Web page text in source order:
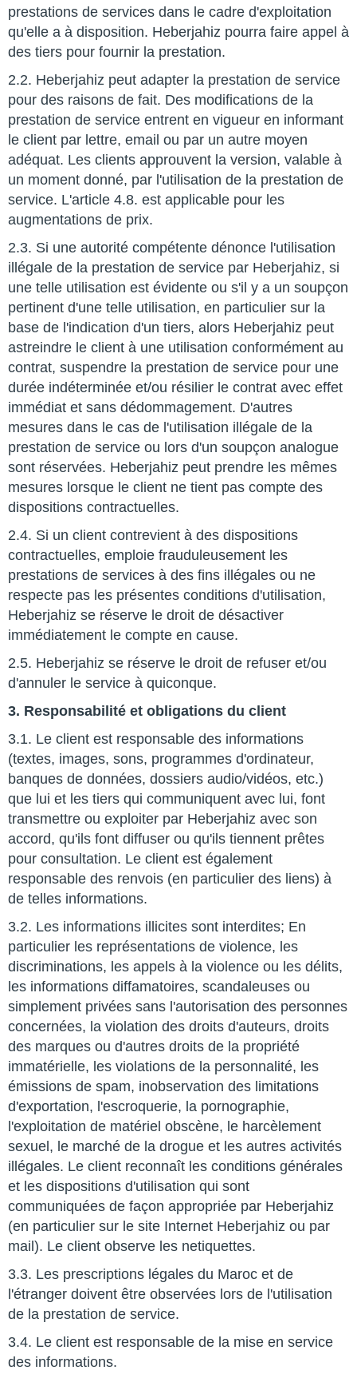
prestations de services dans le cadre d'exploitation
qu'elle a à disposition. Heberjahiz pourra faire appel à
des tiers pour fournir la prestation.
2.2. Heberjahiz peut adapter la prestation de service
pour des raisons de fait. Des modifications de la
prestation de service entrent en vigueur en informant
le client par lettre, email ou par un autre moyen
adéquat. Les clients approuvent la version, valable à
un moment donné, par l'utilisation de la prestation de
service. L'article 4.8. est applicable pour les
augmentations de prix.
2.3. Si une autorité compétente dénonce l'utilisation
illégale de la prestation de service par Heberjahiz, si
une telle utilisation est évidente ou s'il y a un soupçon
pertinent d'une telle utilisation, en particulier sur la
base de l'indication d'un tiers, alors Heberjahiz peut
astreindre le client à une utilisation conformément au
contrat, suspendre la prestation de service pour une
durée indéterminée et/ou résilier le contrat avec effet
immédiat et sans dédommagement. D'autres
mesures dans le cas de l'utilisation illégale de la
prestation de service ou lors d'un soupçon analogue
sont réservées. Heberjahiz peut prendre les mêmes
mesures lorsque le client ne tient pas compte des
dispositions contractuelles.
2.4. Si un client contrevient à des dispositions
contractuelles, emploie frauduleusement les
prestations de services à des fins illégales ou ne
respecte pas les présentes conditions d'utilisation,
Heberjahiz se réserve le droit de désactiver
immédiatement le compte en cause.
2.5. Heberjahiz se réserve le droit de refuser et/ou
d'annuler le service à quiconque.
3. Responsabilité et obligations du client
3.1. Le client est responsable des informations
(textes, images, sons, programmes d'ordinateur,
banques de données, dossiers audio/vidéos, etc.)
que lui et les tiers qui communiquent avec lui, font
transmettre ou exploiter par Heberjahiz avec son
accord, qu'ils font diffuser ou qu'ils tiennent prêtes
pour consultation. Le client est également
responsable des renvois (en particulier des liens) à
de telles informations.
3.2. Les informations illicites sont interdites; En
particulier les représentations de violence, les
discriminations, les appels à la violence ou les délits,
les informations diffamatoires, scandaleuses ou
simplement privées sans l'autorisation des personnes
concernées, la violation des droits d'auteurs, droits
des marques ou d'autres droits de la propriété
immatérielle, les violations de la personnalité, les
émissions de spam, inobservation des limitations
d'exportation, l'escroquerie, la pornographie,
l'exploitation de matériel obscène, le harcèlement
sexuel, le marché de la drogue et les autres activités
illégales. Le client reconnaît les conditions générales
et les dispositions d'utilisation qui sont
communiquées de façon appropriée par Heberjahiz
(en particulier sur le site Internet Heberjahiz ou par
mail). Le client observe les netiquettes.
3.3. Les prescriptions légales du Maroc et de
l'étranger doivent être observées lors de l'utilisation
de la prestation de service.
3.4. Le client est responsable de la mise en service
des informations.